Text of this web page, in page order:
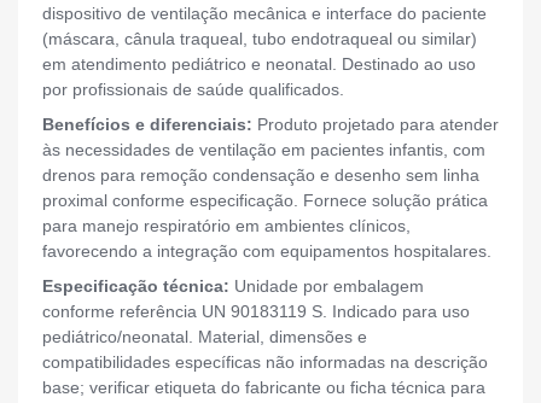
dispositivo de ventilação mecânica e interface do paciente
(máscara, cânula traqueal, tubo endotraqueal ou similar)
em atendimento pediátrico e neonatal. Destinado ao uso
por profissionais de saúde qualificados.
Benefícios e diferenciais: Produto projetado para atender
às necessidades de ventilação em pacientes infantis, com
drenos para remoção condensação e desenho sem linha
proximal conforme especificação. Fornece solução prática
para manejo respiratório em ambientes clínicos,
favorecendo a integração com equipamentos hospitalares.
Especificação técnica: Unidade por embalagem
conforme referência UN 90183119 S. Indicado para uso
pediátrico/neonatal. Material, dimensões e
compatibilidades específicas não informadas na descrição
base; verificar etiqueta do fabricante ou ficha técnica para